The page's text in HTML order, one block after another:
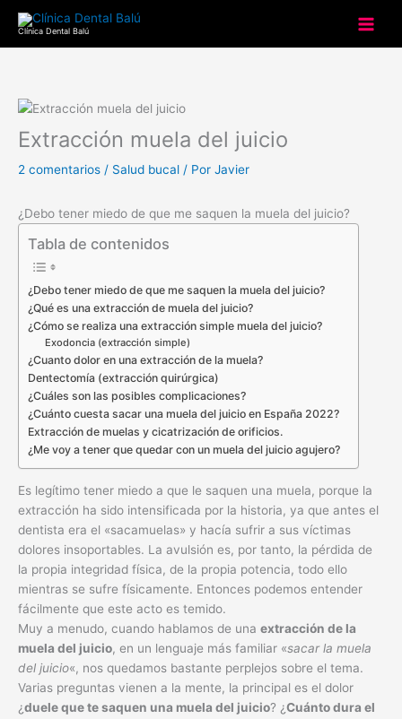
contenido
Clínica Dental Balú
Extracción muela del juicio
2 comentarios / Salud bucal / Por Javier
¿Debo tener miedo de que me saquen la muela del juicio?
Tabla de contenidos
¿Debo tener miedo de que me saquen la muela del juicio?
¿Qué es una extracción de muela del juicio?
¿Cómo se realiza una extracción simple muela del juicio?
Exodoncia (extracción simple)
¿Cuanto dolor en una extracción de la muela?
Dentectomía (extracción quirúrgica)
¿Cuáles son las posibles complicaciones?
¿Cuánto cuesta sacar una muela del juicio en España 2022?
Extracción de muelas y cicatrización de orificios.
¿Me voy a tener que quedar con un muela del juicio agujero?
Es legítimo tener miedo a que le saquen una muela, porque la
extracción ha sido intensificada por la historia, ya que antes el
dentista era el «sacamuelas» y hacía sufrir a sus víctimas
dolores insoportables. La avulsión es, por tanto, la pérdida de
la propia integridad física, de la propia potencia, todo ello
mientras se sufre físicamente. Entonces podemos entender
fácilmente que este acto es temido.
Muy a menudo, cuando hablamos de una extracción de la
muela del juicio, en un lenguaje más familiar «sacar la muela
del juicio«, nos quedamos bastante perplejos sobre el tema.
Varias preguntas vienen a la mente, la principal es el dolor
¿duele que te saquen una muela del juicio? ¿Cuánto dura el